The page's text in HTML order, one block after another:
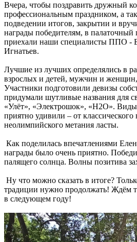
Вчера, чтобы поздравить дружный
профессиональным праздником, а
подведении итогов, закрытии и
награды победителям, в палаточный
приехали наши специалисты ППО -
Игнатьев.
Лучшие из лучших определялись в
взрослых и детей, мужчин и женщин,
Участники подготовили девизы
придумали шутливые названия для
«Улёт», «Электрошок», «Н2О». Виды
приятно удивили – от классического
неолимпийского метания ласты.
Как поделилась впечатлениями
награды было очень приятно.
палящего солнца. Волны позитива
Ну что можно сказать в итоге?
традиции нужно продолжать! Ждём
в следующем году!